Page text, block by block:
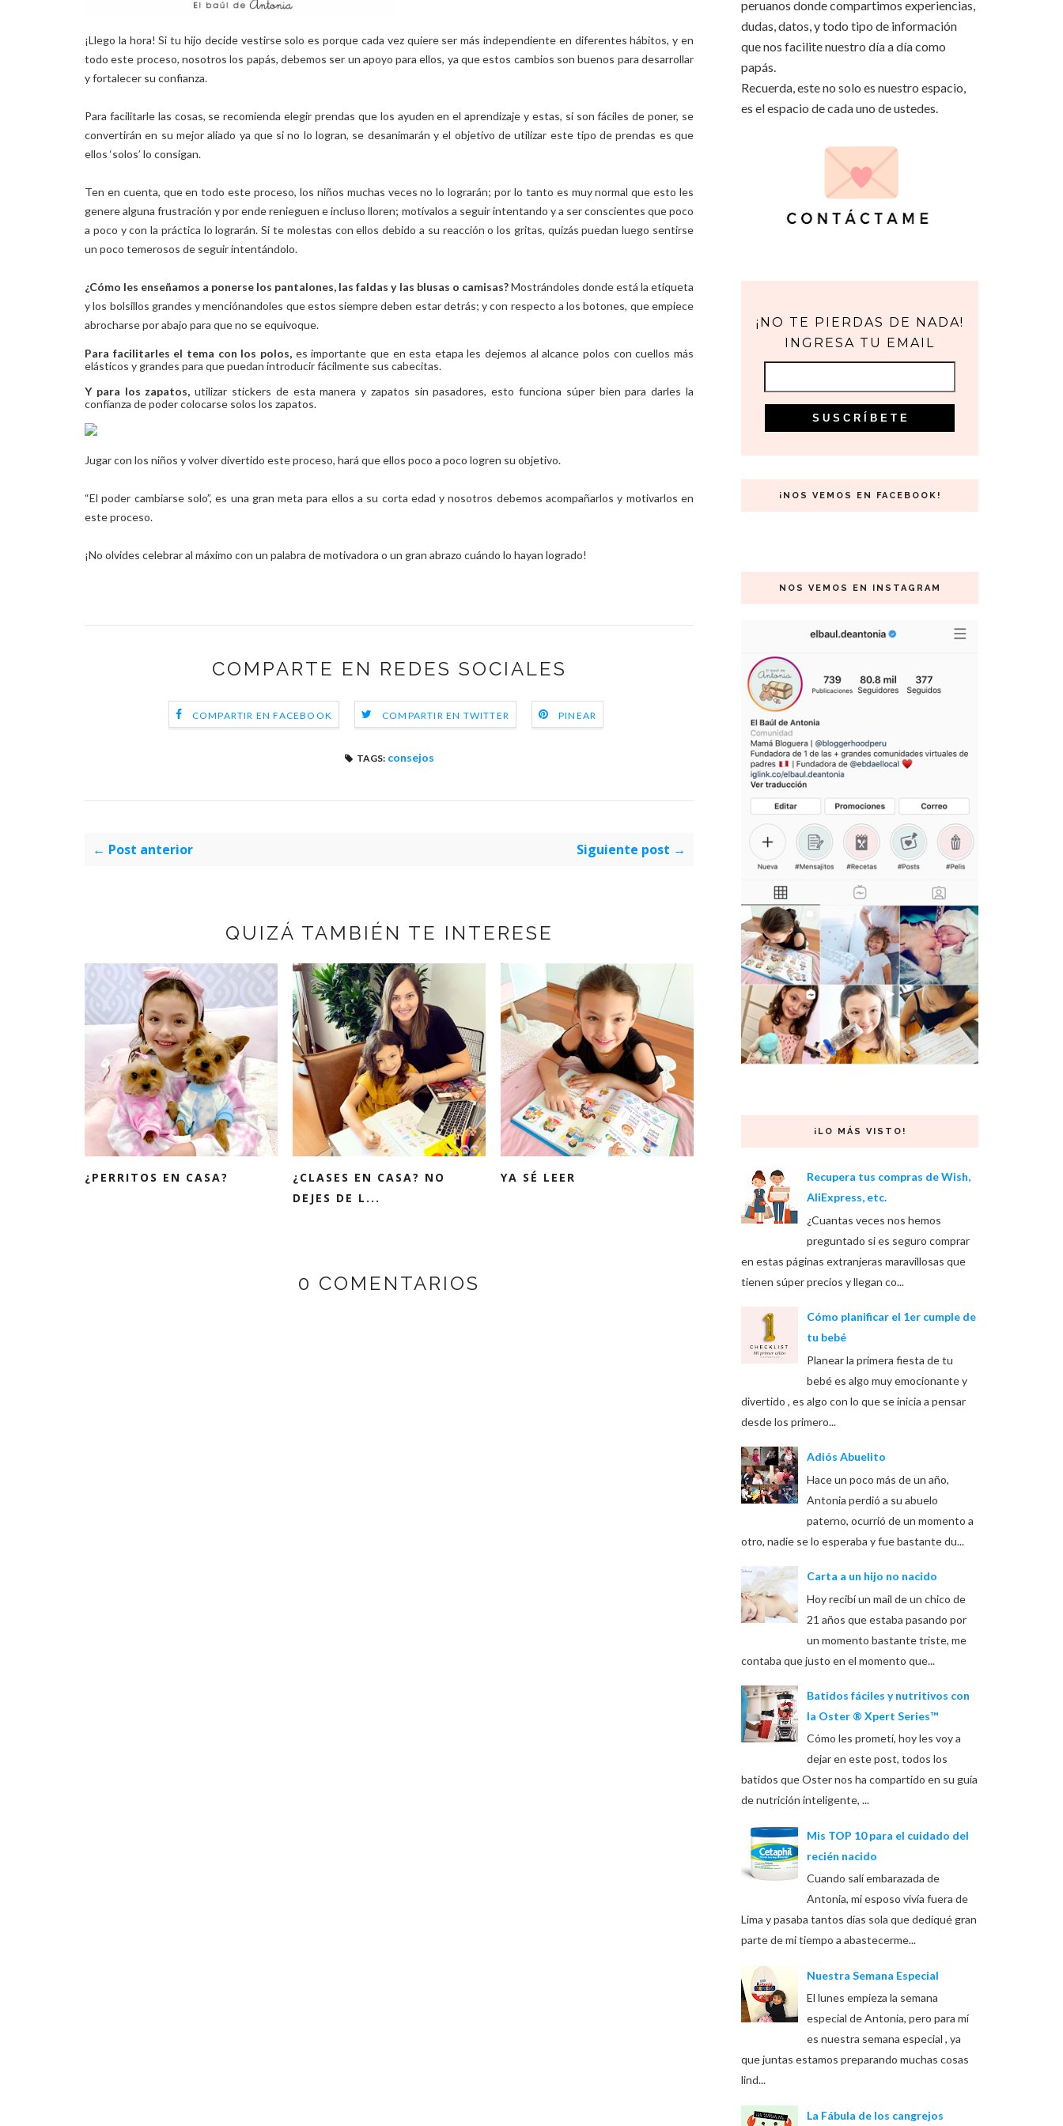
¡Llego la hora! Si tu hijo decide vestirse solo es porque cada vez quiere ser más independiente en diferentes hábitos, y en
todo este proceso, nosotros los papás, debemos ser un apoyo para ellos, ya que estos cambios son buenos para desarrollar
y fortalecer su confianza.
Para facilitarle las cosas, se recomienda elegir prendas que los ayuden en el aprendizaje y estas, si son fáciles de poner, se
convertirán en su mejor aliado ya que si no lo logran, se desanimarán y el objetivo de utilizar este tipo de prendas es que
ellos ‘solos’ lo consigan.
Ten en cuenta, que en todo este proceso, los niños muchas veces no lo lograrán; por lo tanto es muy normal que esto les
genere alguna frustración y por ende renieguen e incluso lloren; motívalos a seguir intentando y a ser conscientes que poco
a poco y con la práctica lo lograrán. Si te molestas con ellos debido a su reacción o los gritas, quizás puedan luego sentirse
un poco temerosos de seguir intentándolo.
¿Cómo les enseñamos a ponerse los pantalones, las faldas y las blusas o camisas?Mostrándoles donde está la etiqueta
y los bolsillos grandes y menciónandoles que estos siempre deben estar detrás; y con respecto a los botones, que empiece
abrocharse por abajo para que no se equivoque.
Para facilitarles el tema con los polos, es importante que en esta etapa les dejemos al alcance polos con cuellos más
elásticos y grandes para que puedan introducir fácilmente sus cabecitas.
Y para los zapatos,utilizar stickers de esta manera y zapatos sin pasadores, esto funciona súper bien para darles la
confíanza de poder colocarse solos los zapatos.
Jugar con los niños y volver divertido este proceso, hará que ellos poco a poco logren su objetivo.
“El poder cambiarse solo”, es una gran meta para ellos a su corta edad y nosotros debemos acompañarlos y motivarlos en
este proceso.
¡No olvides celebrar al máximo con un palabra de motivadora o un gran abrazo cuándo lo hayan logrado!
COMPARTE EN REDES SOCIALES
COMPARTIR EN FACEBOOK COMPARTIR EN TWITTER PINEAR
TAGS: consejos
← Post anterior Siguiente post →
QUIZÁ TAMBIÉN TE INTERESE
¿PERRITOS EN CASA?
¿CLASES EN CASA? NO
DEJES DE L...
YA SÉ LEER
0 COMENTARIOS
peruanos donde compartimos experiencias,
dudas, datos, y todo tipo de información
que nos facilite nuestro día a día como
papás.
Recuerda, este no solo es nuestro espacio,
es el espacio de cada uno de ustedes.
¡NO TE PIERDAS DE NADA!
INGRESA TU EMAIL
¡NOS VEMOS EN FACEBOOK!
NOS VEMOS EN INSTAGRAM
¡LO MÁS VISTO!
Recupera tus compras de Wish,
AliExpress, etc.
¿Cuantas veces nos hemos
preguntado si es seguro comprar
en estas páginas extranjeras maravillosas que
tienen súper precios y llegan co...
Cómo planificar el 1er cumple de
tu bebé
Planear la primera fiesta de tu
bebé es algo muy emocionante y
divertido , es algo con lo que se inicia a pensar
desde los primero...
Adiós Abuelito
Hace un poco más de un año,
Antonia perdió a su abuelo
paterno, ocurrió de un momento a
otro, nadie se lo esperaba y fue bastante du...
Carta a un hijo no nacido
Hoy recibí un mail de un chico de
21 años que estaba pasando por
un momento bastante triste, me
contaba que justo en el momento que...
Batidos fáciles y nutritivos con
la Oster ® Xpert Series™
Cómo les prometí, hoy les voy a
dejar en este post, todos los
batidos que Oster nos ha compartido en su guía
de nutrición inteligente, ...
Mis TOP 10 para el cuidado del
recién nacido
Cuando salí embarazada de
Antonia, mi esposo vivía fuera de
Lima y pasaba tantos días sola que dediqué gran
parte de mi tiempo a abastecerme...
Nuestra Semana Especial
El lunes empieza la semana
especial de Antonia, pero para mí
es nuestra semana especial , ya
que juntas estamos preparando muchas cosas
lind...
La Fábula de los cangrejos